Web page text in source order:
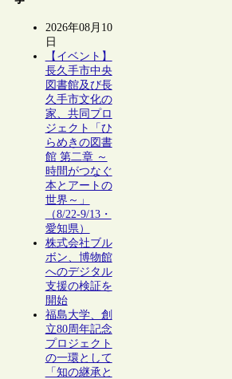
2026年08月10
日
【イベント】
長久手市中央
図書館及び長
久手市文化の
家、共同プロ
ジェクト「ひ
らめきの図書
館 第二章 ～
時間がつなぐ
本とアートの
世界～」
（8/22-9/13・
愛知県）
株式会社ブル
ボン、博物館
へのデジタル
支援の検証を
開始
福島大学、創
立80周年記念
プロジェクト
の一環として
「知の継承と